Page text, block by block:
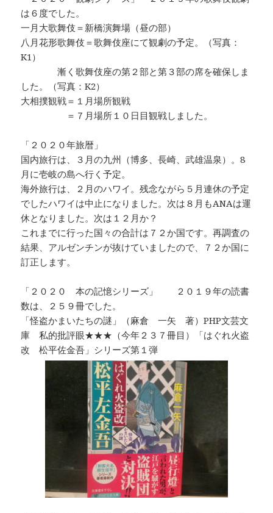
は６度でした。
一月大歌舞伎＝新橋演舞場（昼の部）
八月花形歌舞伎＝歌舞伎座にて観劇の予定。（写真：
K1）
漸く歌舞伎座の第２部と第３部の席を確保しま
した。（写真：K2）
大相撲観戦＝１月場所観戦
＝７月場所１０日目観戦しました。
「２０２０年旅暦」
国内旅行は、３月の九州（博多、長崎、武雄温泉）。8
月に壱岐の島へ行く予定。
海外旅行は、２月のハワイ。残念ながら５月連休の予定
でしたハワイは中止になりました。次は８月もANAは運
休となりました。次は１２月か？
これまでに行った国々の合計は７２か国です。再調査の
結果、アルゼンチンが抜けていましたので、７２か国に
訂正します。
「２０２０ 本の記憶シリーズ」 ２０１９年の読書
数は、２５９冊でした。
「怪盗かまいたちの謎」（麻倉 一矢 著）PHP文芸文
庫 私的批評眼★★★（今年２３７冊目）「はぐれ火盗
改 松平佐金吾」シリーズ第１弾